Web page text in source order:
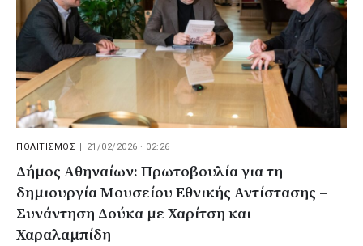
ΠΟΛΙΤΙΣΜΟΣ 21/02/2026 · 02:26
Δήμος Αθηναίων: Πρωτοβουλία για τη
δημιουργία Μουσείου Εθνικής Αντίστασης –
Συνάντηση Δούκα με Χαρίτση και
Χαραλαμπίδη